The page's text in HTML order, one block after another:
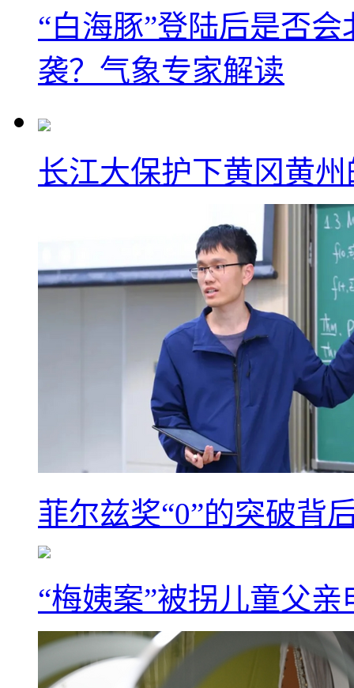
“白海豚”登陆后是否
袭？气象专家解读
长江大保护下黄冈黄
菲尔兹奖“0”的突破背
“梅姨案”被拐儿童父